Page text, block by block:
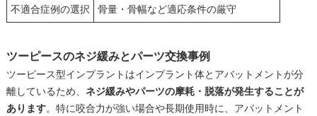
不適合症例の選択 骨量・骨幅など適応条件の厳守
ツーピースのネジ緩みとパーツ交換事例
ツーピース型インプラントはインプラント体とアバットメントが分
離しているため、 ネジ緩みやパーツの摩耗・脱落が発生することが
あります。特に咬合力が強い場合や長期使用時に、アバットメント